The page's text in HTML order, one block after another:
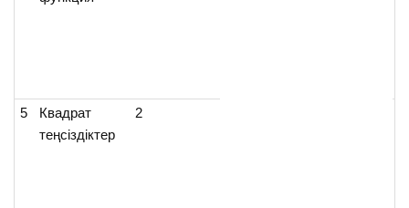
5
Квадрат
теңсіздіктер
2